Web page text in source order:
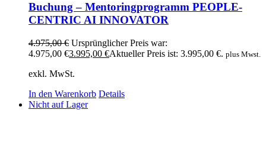
Buchung – Mentoringprogramm PEOPLE-
CENTRIC AI INNOVATOR
4.975,00€ Ursprünglicher Preis war:
4.975,00 €3.995,00 €Aktueller Preis ist: 3.995,00 €. plus Mwst.
exkl. MwSt.
In den Warenkorb Details
Nicht auf Lager